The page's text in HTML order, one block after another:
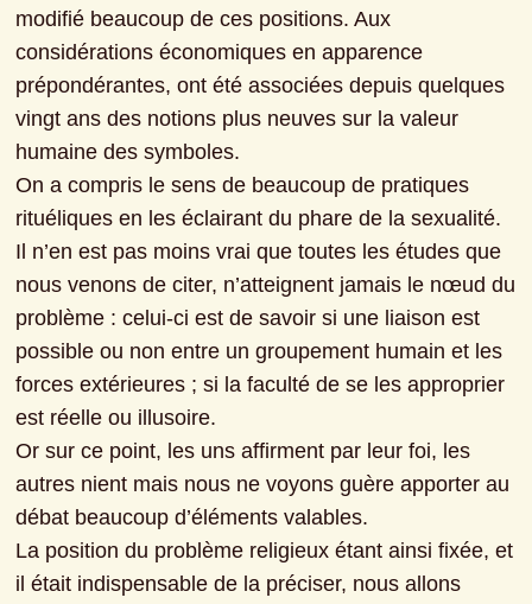
modifié beaucoup de ces positions. Aux
considérations économiques en apparence
prépondérantes, ont été associées depuis quelques
vingt ans des notions plus neuves sur la valeur
humaine des symboles.
On a compris le sens de beaucoup de pratiques
rituéliques en les éclairant du phare de la sexualité.
Il n’en est pas moins vrai que toutes les études que
nous venons de citer, n’atteignent jamais le nœud du
problème : celui-ci est de savoir si une liaison est
possible ou non entre un groupement humain et les
forces extérieures ; si la faculté de se les approprier
est réelle ou illusoire.
Or sur ce point, les uns affirment par leur foi, les
autres nient mais nous ne voyons guère apporter au
débat beaucoup d’éléments valables.
La position du problème religieux étant ainsi fixée, et
il était indispensable de la préciser, nous allons